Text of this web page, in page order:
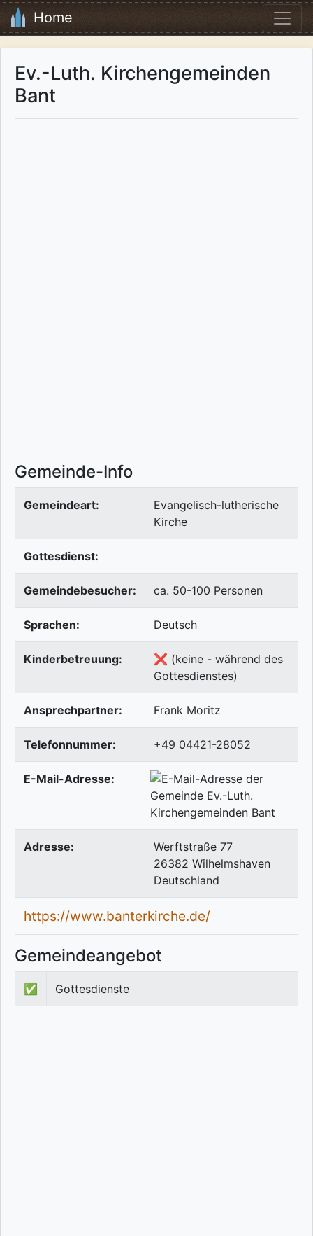
Home
Ev.-Luth. Kirchengemeinden
Bant
Gemeinde-Info
Gemeindeart:
Evangelisch-lutherische
Kirche
Gottesdienst:
Gemeindebesucher: ca. 50-100 Personen
Sprachen: Deutsch
Kinderbetreuung:
❌ (keine - während des
Gottesdienstes)
Ansprechpartner: Frank Moritz
Telefonnummer: +49 04421-28052
E-Mail-Adresse:
Adresse:
Werftstraße 77
26382 Wilhelmshaven
Deutschland
https://www.banterkirche.de/
Gemeindeangebot
✅ Gottesdienste